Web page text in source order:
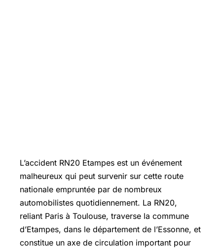
L’accident RN20 Etampes est un événement
malheureux qui peut survenir sur cette route
nationale empruntée par de nombreux
automobilistes quotidiennement. La RN20,
reliant Paris à Toulouse, traverse la commune
d’Etampes, dans le département de l’Essonne, et
constitue un axe de circulation important pour